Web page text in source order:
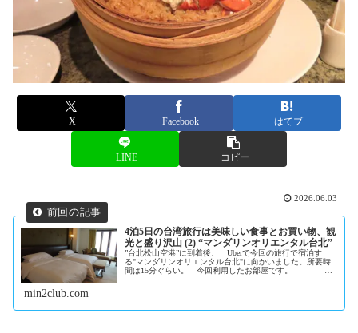
X Facebook はてブ
LINE コピー
2026.06.03
4泊5日の台湾旅行は美味しい食事とお買い物、観
光と盛り沢山 (2) “マンダリンオリエンタル台北”
”台北松山空港”に到着後、 Uberで今回の旅行で宿泊す
る"マンダリンオリエンタル台北"に向かいました。所要時
間は15分ぐらい。 今回利用したお部屋です。
min2club.com